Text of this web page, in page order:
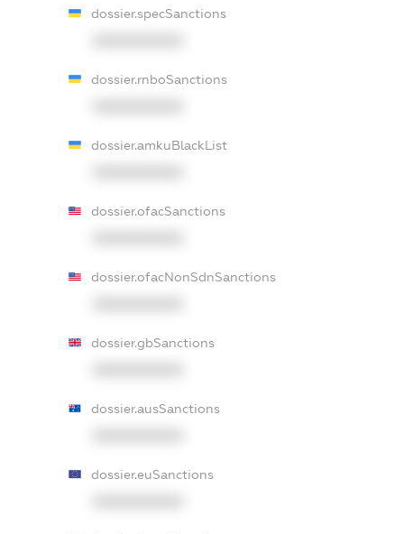
dossier.specSanctions
dossier.rnboSanctions
dossier.amkuBlackList
dossier.ofacSanctions
dossier.ofacNonSdnSanctions
dossier.gbSanctions
dossier.ausSanctions
dossier.euSanctions